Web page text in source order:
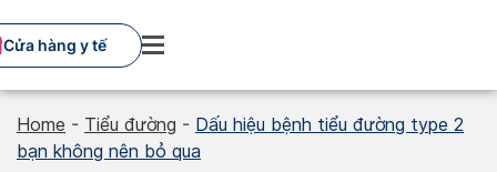
to
content
Cửa hàng y tế
Home - Tiểu đường - Dấu hiệu bệnh tiểu đường type 2
bạn không nên bỏ qua